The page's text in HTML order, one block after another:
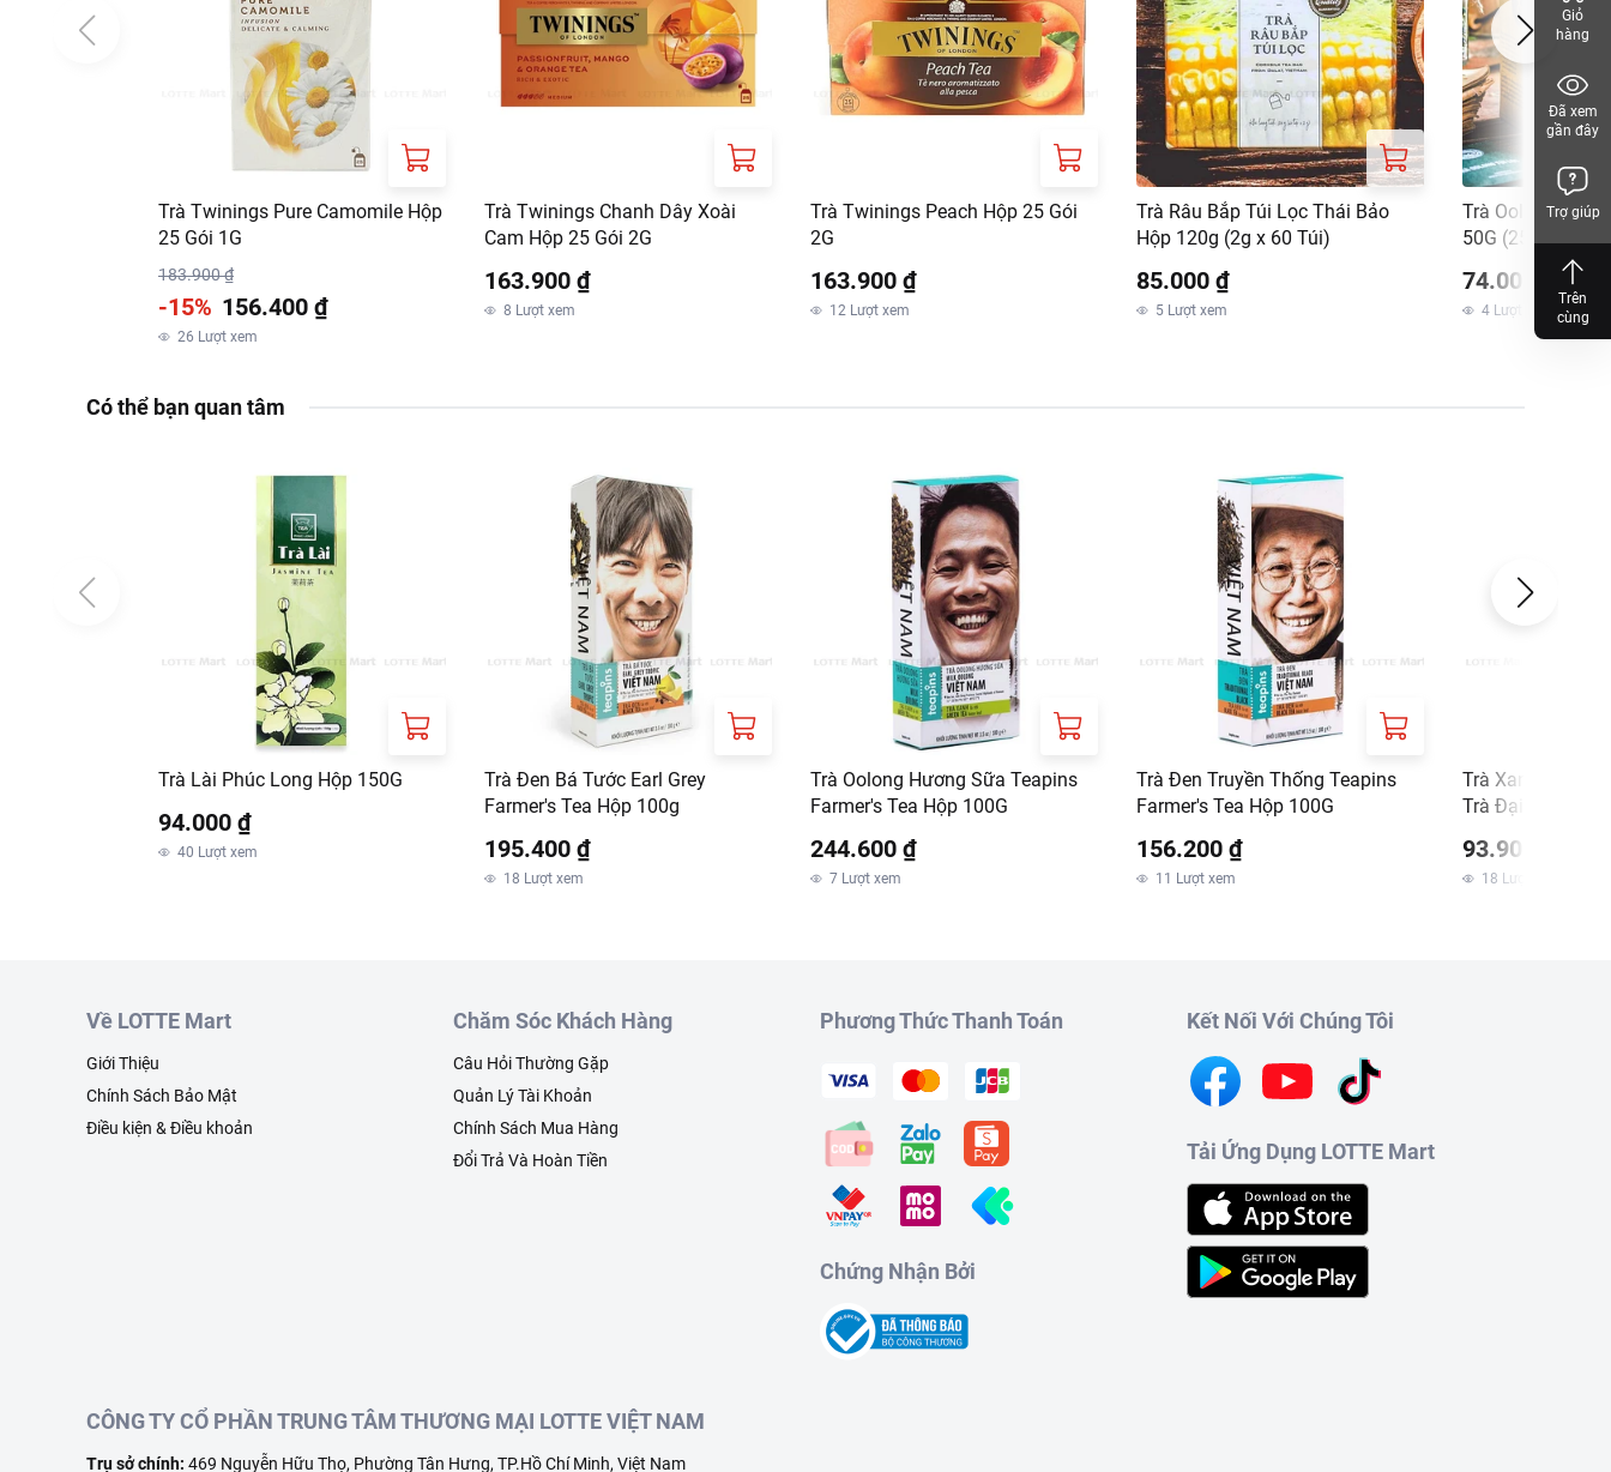
Trà Twinings Pure Camomile Hộp
25 Gói 1G
183.900 ₫
-15% 156.400 ₫
26 Lượt xem
Trà Twinings Chanh Dây Xoài
Cam Hộp 25 Gói 2G
163.900 ₫
8 Lượt xem
Trà Twinings Peach Hộp 25 Gói
2G
163.900 ₫
12 Lượt xem
Trà Râu Bắp Túi Lọc Thái Bảo
Hộp 120g (2g x 60 Túi)
85.000 ₫
5 Lượt xem
Trà Oolong Túi
50G (25 tép)
74.000 ₫
4 Lượt xem
Có thể bạn quan tâm
Trà Lài Phúc Long Hộp 150G
94.000 ₫
40 Lượt xem
Trà Đen Bá Tước Earl Grey
Farmer's Tea Hộp 100g
195.400 ₫
18 Lượt xem
Trà Oolong Hương Sữa Teapins
Farmer's Tea Hộp 100G
244.600 ₫
7 Lượt xem
Trà Đen Truyền Thống Teapins
Farmer's Tea Hộp 100G
156.200 ₫
11 Lượt xem
Trà Xanh Thái
Trà Đại Gia Hút
93.900 ₫
18 Lượt xem
Về LOTTE Mart
Giới Thiệu
Chính Sách Bảo Mật
Điều kiện & Điều khoản
Chăm Sóc Khách Hàng
Câu Hỏi Thường Gặp
Quản Lý Tài Khoản
Chính Sách Mua Hàng
Đổi Trả Và Hoàn Tiền
Phương Thức Thanh Toán
Chứng Nhận Bởi
Kết Nối Với Chúng Tôi
Tải Ứng Dụng LOTTE Mart
CÔNG TY CỔ PHẦN TRUNG TÂM THƯƠNG MẠI LOTTE VIỆT NAM
Trụ sở chính: 469 Nguyễn Hữu Thọ, Phường Tân Hưng, TP.Hồ Chí Minh, Việt Nam
Giỏ
hàng
Đã xem
gần đây
Trợ giúp
Trên
cùng